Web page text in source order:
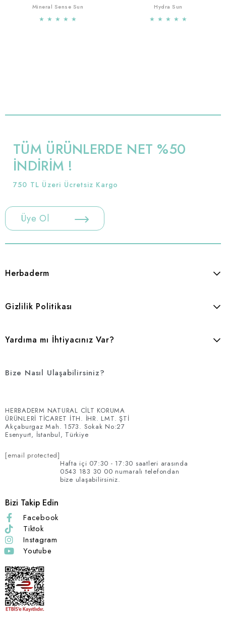
Mineral Sense Sun
★ ★ ★ ★ ★
Hydra Sun
★ ★ ★ ★ ★
TÜM ÜRÜNLERDE NET %50
İNDİRİM !
750 TL Üzeri Ücretsiz Kargo
Üye Ol
Herbaderm
Gizlilik Politikası
Yardıma mı İhtiyacınız Var?
Bize Nasıl Ulaşabilirsiniz?
HERBADERM NATURAL CİLT KORUMA
ÜRÜNLERİ TİCARET İTH. İHR. LMT. ŞTİ
Akçaburgaz Mah. 1573. Sokak No:27
Esenyurt, İstanbul, Türkiye
[email protected]
Hafta içi 07:30 - 17:30 saatleri arasında
0543 183 30 00 numaralı telefondan
bize ulaşabilirsiniz.
Bizi Takip Edin
Facebook
Tiktok
Instagram
Youtube